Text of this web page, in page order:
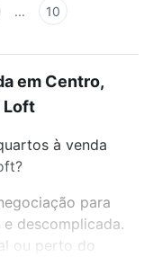
... 10
em Centro,
Loft
à venda
para
descomplicada.
ou perto do